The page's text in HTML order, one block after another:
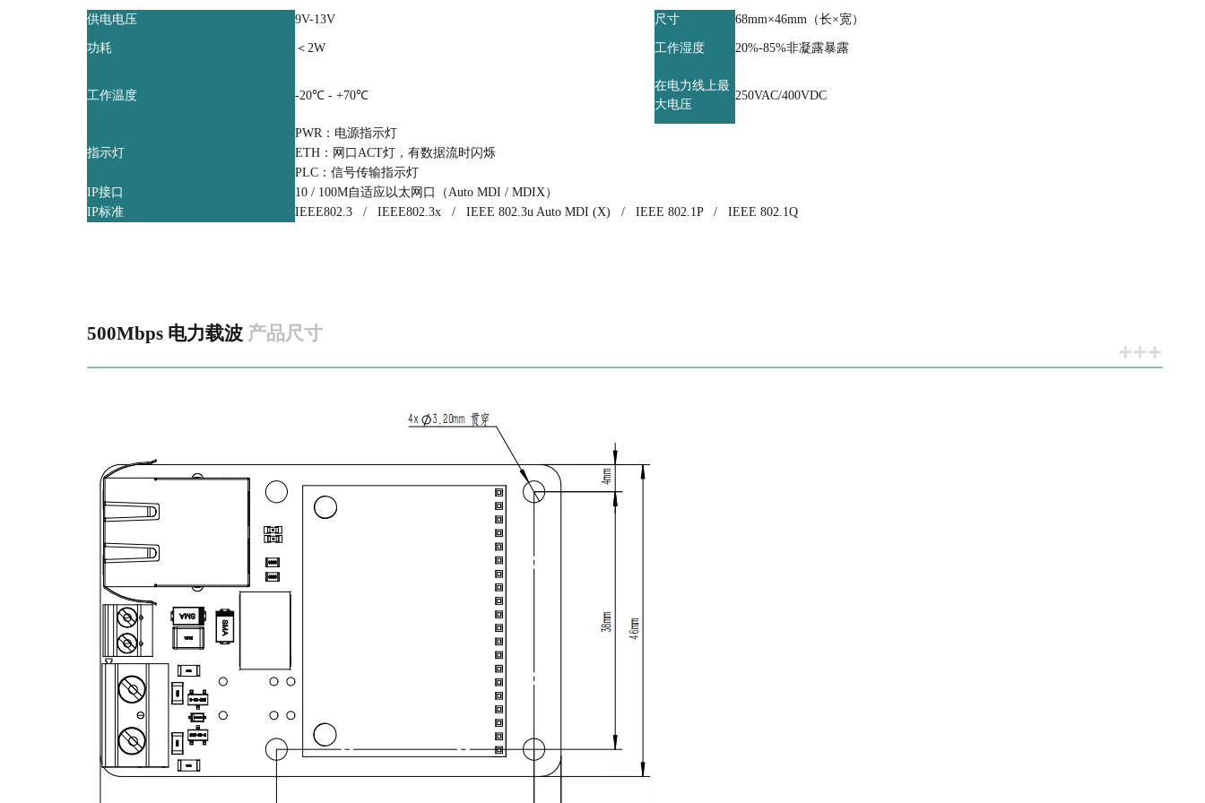
供电电压 9V-13V 尺寸 68mm×46mm（长×宽）
功耗 ＜2W 工作湿度 20%-85%非凝露暴露
工作温度 -20℃ - +70℃
在电力线上最
大电压
250VAC/400VDC
指示灯
PWR：电源指示灯
ETH：网口ACT灯，有数据流时闪烁
PLC：信号传输指示灯
IP接口
10 / 100M自适应以太网口（Auto MDI / MDIX）
IP标准
IEEE802.3 / IEEE802.3x / IEEE 802.3u Auto MDI (X) / IEEE 802.1P / IEEE 802.1Q
500Mbps 电力载波 产品尺寸